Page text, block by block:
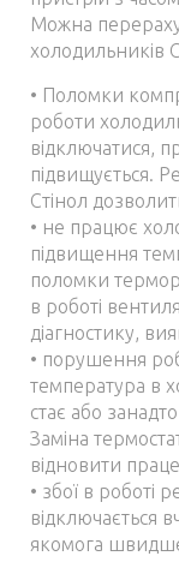
Можна
холодильників
• Поломки
роботи
відключатися,
підвищується.
Стінол
• не працює
підвищення
поломки
в роботі
діагностику,
• порушення
температура в
стає або
Заміна
відновити
• збої в роботі
відключається
якомога